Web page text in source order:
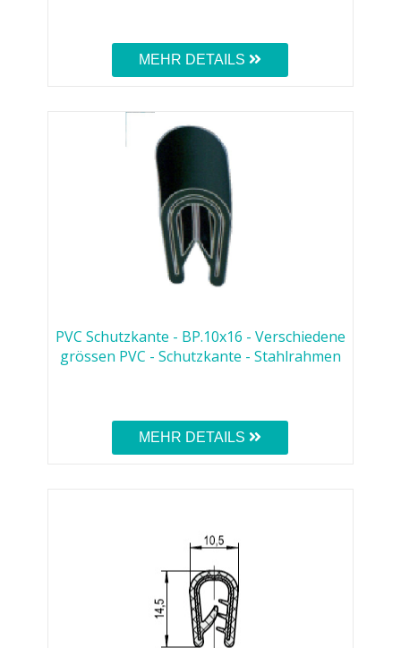
MEHR DETAILS
PVC Schutzkante - BP.10x16 - Verschiedene
grössen PVC - Schutzkante - Stahlrahmen
MEHR DETAILS